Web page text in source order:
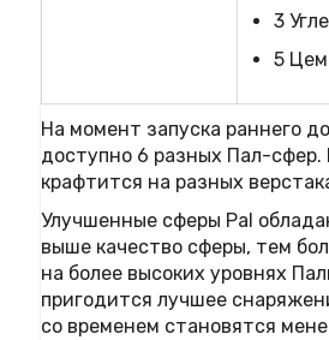
3
5
На момент запуска раннего
доступно 6 разных Пал-
крафтится на разных
Улучшенные сферы Pal
выше качество сферы, тем
на более высоких уровнях
пригодится лучшее
со временем становятся